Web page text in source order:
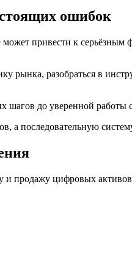
ошибок
привести к
рынка, разобраться в
шагов до уверенной
а последовательную
и продажу цифровых